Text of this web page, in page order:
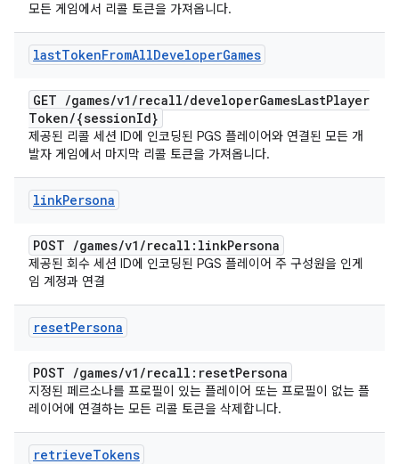
모든 게임에서 리콜 토큰을 가져옵니다.
lastTokenFromAllDeveloperGames
GET /games/v1 /recall/developerGamesLastPlayer
Token/{sessionId}
제공된 리콜 세션 ID에 인코딩된 PGS 플레이어와 연결된 모든 개
발자 게임에서 마지막 리콜 토큰을 가져옵니다.
linkPersona
POST /games/v1 /recall:linkPersona
제공된 회수 세션 ID에 인코딩된 PGS 플레이어 주 구성원을 인게
임 계정과 연결
resetPersona
POST /games/v1 /recall:resetPersona
지정된 페르소나를 프로필이 있는 플레이어 또는 프로필이 없는 플
레이어에 연결하는 모든 리콜 토큰을 삭제합니다.
retrieveTokens